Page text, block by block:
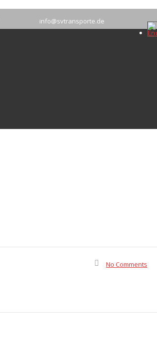
info@svtransporte.de
No Comments